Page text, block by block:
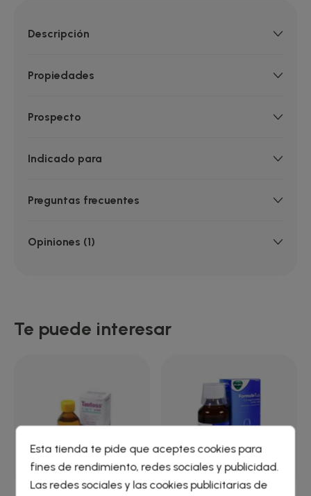
Descripción
Propiedades
Prospecto
Indicado para
Preguntas frecuentes
Opiniones (1)
Te puede interesar
Crear lista de deseos
Esta tienda te pide que aceptes cookies para
fines de rendimiento, redes sociales y publicidad.
Las redes sociales y las cookies publicitarias de